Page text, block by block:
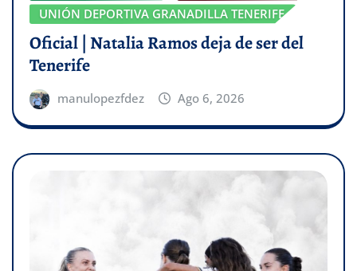
UNIÓN DEPORTIVA GRANADILLA TENERIFE
Oficial | Natalia Ramos deja de ser del
Tenerife
manulopezfdez Ago 6, 2026